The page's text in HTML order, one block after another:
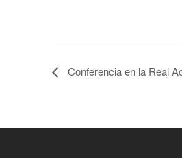
Conferencia en la Real